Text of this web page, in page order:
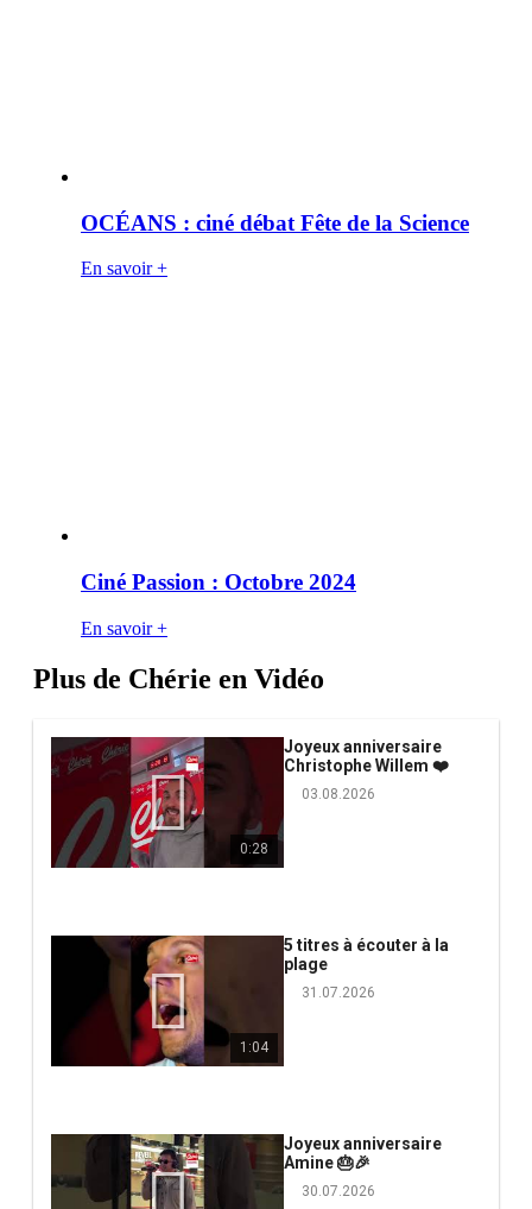
OCÉANS : ciné débat Fête de la Science
En savoir +
Ciné Passion : Octobre 2024
En savoir +
Plus de Chérie en Vidéo
0:28
Joyeux anniversaire
Christophe Willem ❤️
03.08.2026
1:04
5 titres à écouter à la
plage
31.07.2026
Joyeux anniversaire
Amine 🎂🎉
30.07.2026